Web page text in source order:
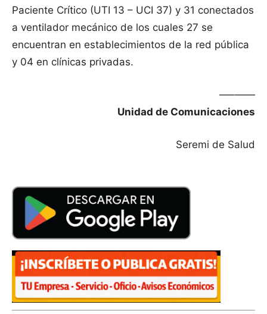
Paciente Crítico (UTI 13 – UCI 37) y 31 conectados
a ventilador mecánico de los cuales 27 se
encuentran en establecimientos de la red pública
y 04 en clínicas privadas.
—–——
Unidad de Comunicaciones
Seremi de Salud